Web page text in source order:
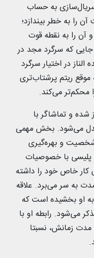
به حساب
را به خطر بیندازد؛
آن را به نقطه قوت
جایی که سرگرد مجد در
در اختیار سرگرد
ریتم پرشتاب‌تری
محکم‌تر می‌کند.
و تماشاگر با
می‌شود. بخش مهمی
و بهره‌گیری
پلیسی با خصوصیات
کار خاص خود را داشته
به سر می‌برد. علاقه
او بخشیده است که
می‌شود. رابطه او با
مدت زمانش، نسبتا